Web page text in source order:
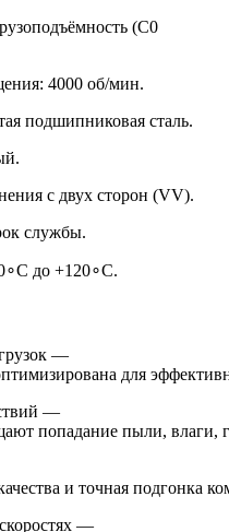
(C0
4000 об/мин.
подшипниковая сталь.
с двух сторон (VV).
службы.
до +120∘C.
—
для
—
попадание пыли, влаги,
и точная
—